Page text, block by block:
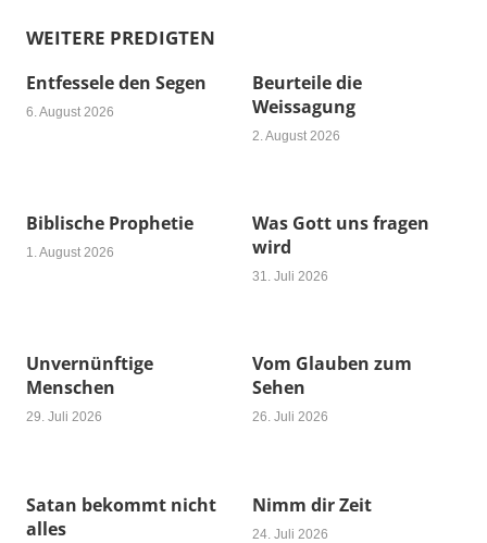
WEITERE PREDIGTEN
Entfessele den Segen
6. August 2026
Beurteile die
Weissagung
2. August 2026
Biblische Prophetie
1. August 2026
Was Gott uns fragen
wird
31. Juli 2026
Unvernünftige
Menschen
29. Juli 2026
Vom Glauben zum
Sehen
26. Juli 2026
Satan bekommt nicht
alles
Nimm dir Zeit
24. Juli 2026